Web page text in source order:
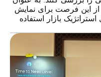
یک نیروی پیشرو در صنعت، Neex از این فرصت برای نمایش
بازار استفاده